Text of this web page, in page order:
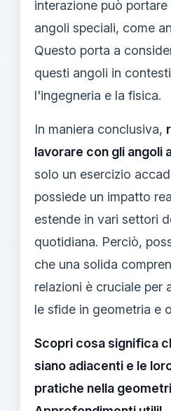
interazione può
angoli speciali, come
Questo porta a
questi angoli in
l'ingegneria e la fisica.
In maniera conclusiva,
lavorare con gli angoli
solo un esercizio
possiede un impatto
estende in vari settori
quotidiana. Perciò,
che una solida
relazioni è cruciale per
le sfide in geometria e
Scopri cosa significa
siano adiacenti e le
pratiche nella